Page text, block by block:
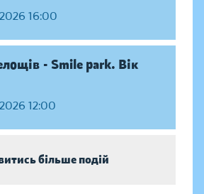
16:00
- Smile park. Вік
12:00
більше подій